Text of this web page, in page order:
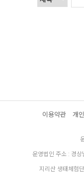
이용약관 개
운영법인 주소 : 경
지리산 생태체험